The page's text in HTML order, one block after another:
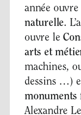
année
naturelle.
ouvre le
arts et
machines,
dessins …)
monuments
Alexandre